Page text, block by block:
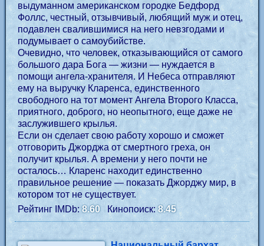
выдуманном американском городке Бедфорд
Фоллс, честный, отзывчивый, любящий муж и отец,
подавлен свалившимися на него невзгодами и
подумывает о самоубийстве.
Очевидно, что человек, отказывающийся от самого
большого дара Бога — жизни — нуждается в
помощи ангела-хранителя. И Небеса отправляют
ему на выручку Кларенса, единственного
свободного на тот момент Ангела Второго Класса,
приятного, доброго, но неопытного, еще даже не
заслужившего крылья.
Если он сделает свою работу хорошо и сможет
отговорить Джорджа от смертного греха, он
получит крылья. А времени у него почти не
осталось… Кларенс находит единственно
правильное решение — показать Джорджу мир, в
котором тот не существует.
Рейтинг IMDb:8.60Кинопоиск:8.45